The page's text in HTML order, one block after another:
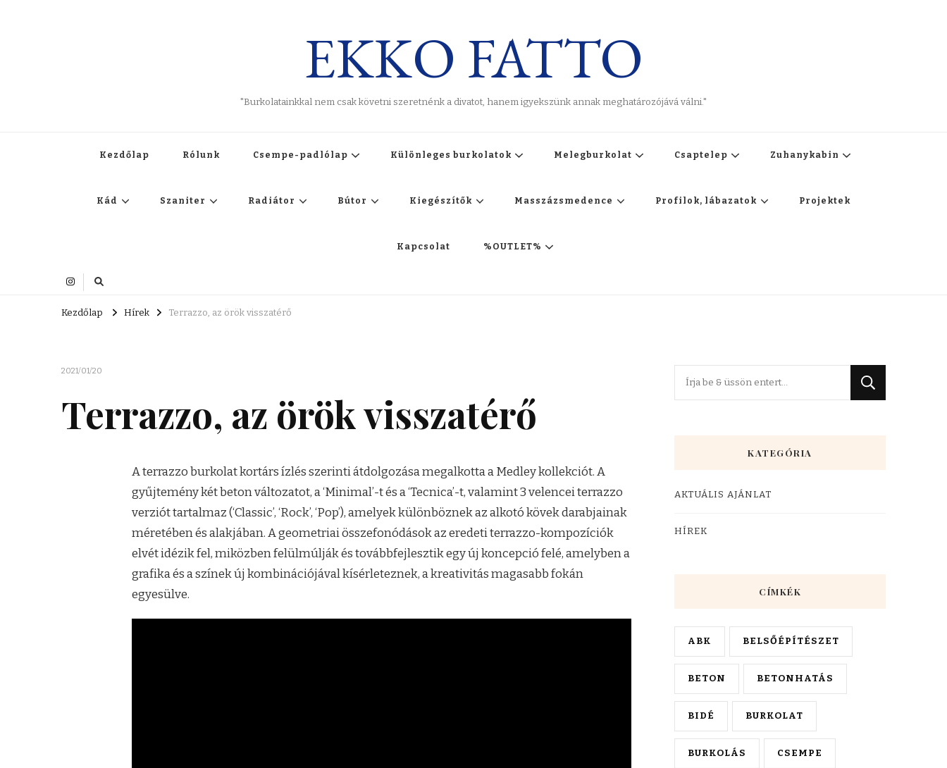
EKKO FATTO
"Burkolatainkkal nem csak követni szeretnénk a divatot, hanem igyekszünk annak meghatározójává válni."
Kezdőlap Rólunk Csempe-padlólap Különleges burkolatok Melegburkolat Csaptelep Zuhanykabin
Kád Szaniter Radiátor Bútor Kiegészítők Masszázsmedence Profilok, lábazatok Projektek
Kapcsolat %OUTLET%
Kezdőlap Hírek Terrazzo, az örök visszatérő
2021/01/20
Terrazzo, az örök visszatérő
A terrazzo burkolat kortárs ízlés szerinti átdolgozása megalkotta a Medley kollekciót. A
gyűjtemény két beton változatot, a ‘Minimal’-t és a ‘Tecnica’-t, valamint 3 velencei terrazzo
verziót tartalmaz (‘Classic’, ‘Rock’, ‘Pop’), amelyek különböznek az alkotó kövek darabjainak
méretében és alakjában. A geometriai összefonódások az eredeti terrazzo-kompozíciók
elvét idézik fel, miközben felülmúlják és továbbfejlesztik egy új koncepció felé, amelyben a
grafika és a színek új kombinációjával kísérleteznek, a kreativitás magasabb fokán
egyesülve.
KATEGÓRIA
AKTUÁLIS AJÁNLAT
HÍREK
CÍMKÉK
ABK BELSŐÉPÍTÉSZET
BETON BETONHATÁS
BIDÉ BURKOLAT
BURKOLÁS CSEMPE